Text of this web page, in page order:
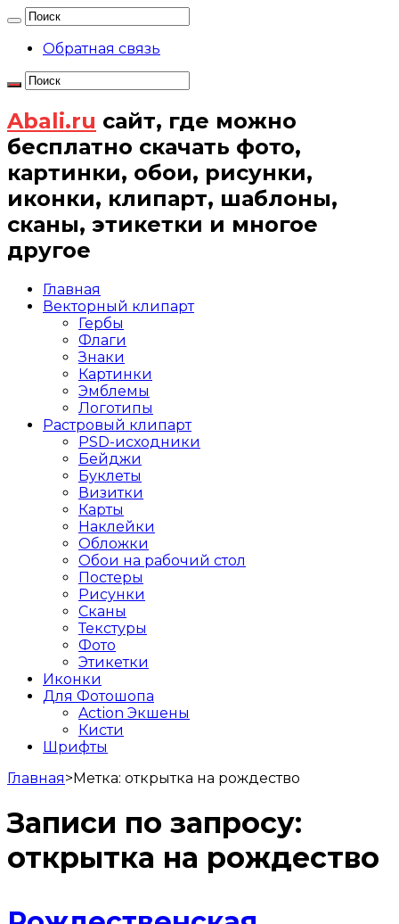
Обратная связь
Abali.ru сайт, где можно
бесплатно скачать фото,
картинки, обои, рисунки,
иконки, клипарт, шаблоны,
сканы, этикетки и многое
другое
Главная
Векторный клипарт
Гербы
Флаги
Знаки
Картинки
Эмблемы
Логотипы
Растровый клипарт
PSD-исходники
Бейджи
Буклеты
Визитки
Карты
Наклейки
Обложки
Обои на рабочий стол
Постеры
Рисунки
Сканы
Текстуры
Фото
Этикетки
Иконки
Для Фотошопа
Action Экшены
Кисти
Шрифты
Главная>Метка: открытка на рождество
Записи по запросу:
открытка на рождество